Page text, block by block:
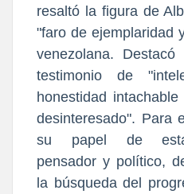
resaltó la figura de
"faro de ejemplaridad
venezolana.
testimonio de
honestidad
desinteresado". Para
su papel de
pensador y político,
la búsqueda del